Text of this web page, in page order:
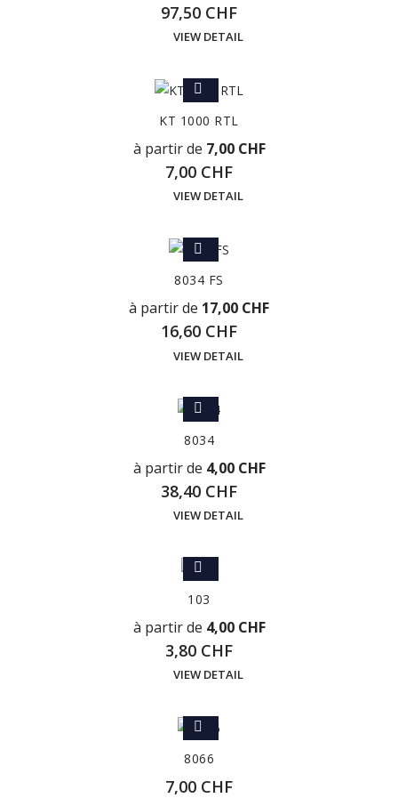
97,50 CHF
VIEW DETAIL
KT 1000 RTL
à partir de 7,00 CHF
7,00 CHF
VIEW DETAIL
8034 FS
à partir de 17,00 CHF
16,60 CHF
VIEW DETAIL
8034
à partir de 4,00 CHF
38,40 CHF
VIEW DETAIL
103
à partir de 4,00 CHF
3,80 CHF
VIEW DETAIL
8066
7,00 CHF